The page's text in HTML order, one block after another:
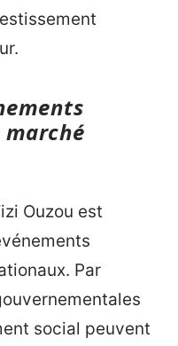
marché
Ouzou est
Par
social peuvent